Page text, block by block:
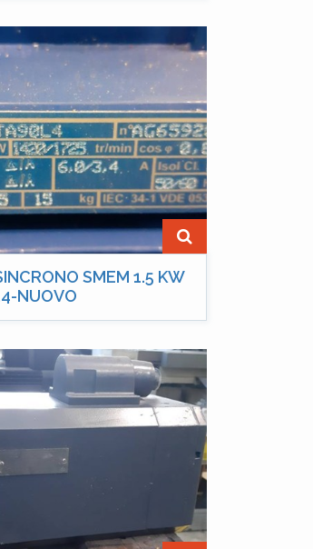
SMEM 1.5 KW
NUOVO